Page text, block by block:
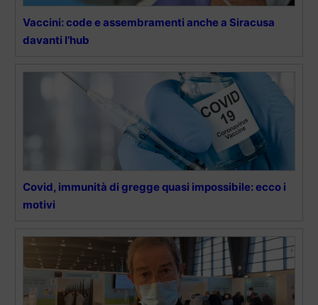
Vaccini: code e assembramenti anche a Siracusa
davanti l’hub
Covid, immunità di gregge quasi impossibile: ecco i
motivi